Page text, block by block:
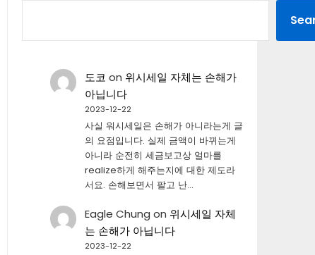
도코 on 위시세일 자체는 손해가
아닙니다
2023-12-22
사실 워시세일은 손해가 아니라는게 글
의 요점입니다. 실제 금액이 바뀌는게
아니라 순전히 세금보고상 얼마를
realize하게 해주는지에 대한 제도라
서요. 손해보면서 팔고 난…
Eagle Chung on 위시세일 자체
는 손해가 아닙니다
2023-12-22